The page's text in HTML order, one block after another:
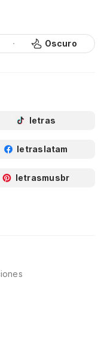
Oscuro
letras
letraslatam
letrasmusbr